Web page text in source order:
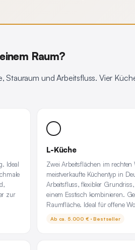
Raum?
und Arbeitsfluss. Vier
Ideal
zur
L-Küche
Zwei Arbeitsflächen im rechten
meistverkaufte Küchentyp in
Arbeitsfluss, flexibler
einem Esstisch kombinieren.
Raumfläche. Ideal für offene
Ab ca. 5.000 € · Bestseller